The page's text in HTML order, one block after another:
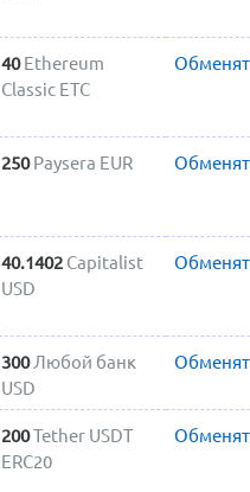
40 Ethereum
Classic ETC
250 Paysera EUR
40.1402 Capitalist
USD
300 Любой банк
USD
200Tether USDT
ERC20